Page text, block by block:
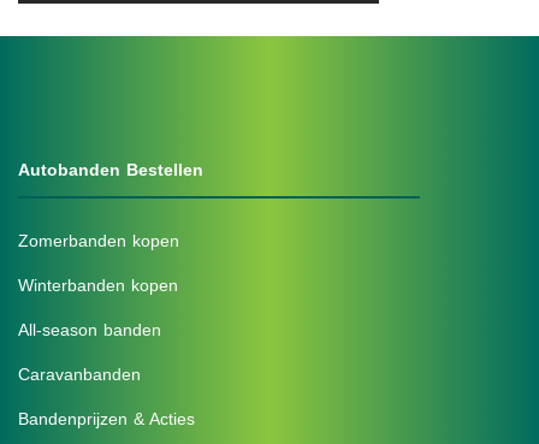
Autobanden Bestellen
Zomerbanden kopen
Winterbanden kopen
All-season banden
Caravanbanden
Bandenprijzen & Acties